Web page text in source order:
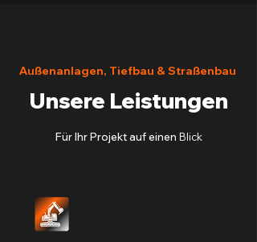
Außenanlagen, Tiefbau & Straßenbau
Unsere Leistungen
Für Ihr Projekt auf einen Blick